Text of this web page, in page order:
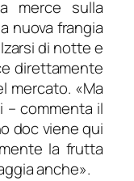
merce sulla
nuova frangia
di notte e
direttamente
mercato. «Ma
– commenta il
doc viene qui
la frutta
anche».